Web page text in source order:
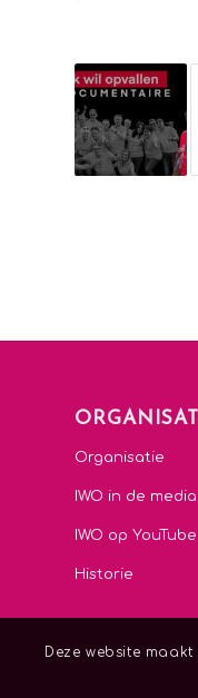
Organisatie
IWO in de media
IWO op YouTube
Historie
Deze website